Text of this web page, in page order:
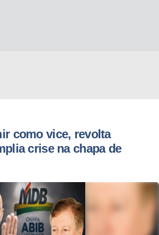
como vice, revolta
crise na chapa de